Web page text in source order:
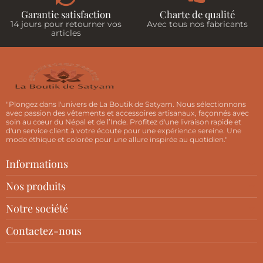
Garantie satisfaction
14 jours pour retourner vos
articles
Charte de qualité
Avec tous nos fabricants
"Plongez dans l'univers de La Boutik de Satyam. Nous sélectionnons
avec passion des vêtements et accessoires artisanaux, façonnés avec
soin au cœur du Népal et de l’Inde. Profitez d'une livraison rapide et
d'un service client à votre écoute pour une expérience sereine. Une
mode éthique et colorée pour une allure inspirée au quotidien."
Informations
Nos produits
Notre société
Contactez-nous